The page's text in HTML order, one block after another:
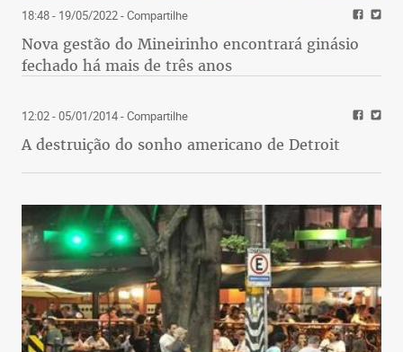
18:48 - 19/05/2022- Compartilhe
Nova gestão do Mineirinho encontrará ginásio
fechado há mais de três anos
12:02 - 05/01/2014- Compartilhe
A destruição do sonho americano de Detroit